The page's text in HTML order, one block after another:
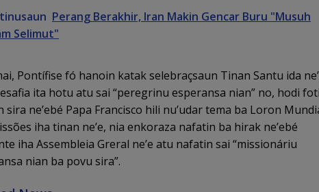
Perang Berakhir, Iran Makin Gencar Buru "Musuh
Selimut"
Pontífise fó hanoin katak selebraçsaun Tinan Santu ida
ita hotu atu sai “peregrinu esperansa nian” no, hodi
sira ne’ebé Papa Francisco hili nu’udar tema ba Loron
iha tinan ne’e, nia enkoraza nafatin ba hirak ne’ebé
iha Assembleia Greral ne’e atu nafatin sai “missionáriu
nian ba povu sira”.